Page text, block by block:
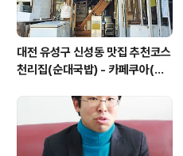
대전 유성구 신성동 맛집 추천코스
천리집(순대국밥) - 카페쿠아(커